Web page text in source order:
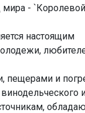
мира -
настоящим
пещерами и